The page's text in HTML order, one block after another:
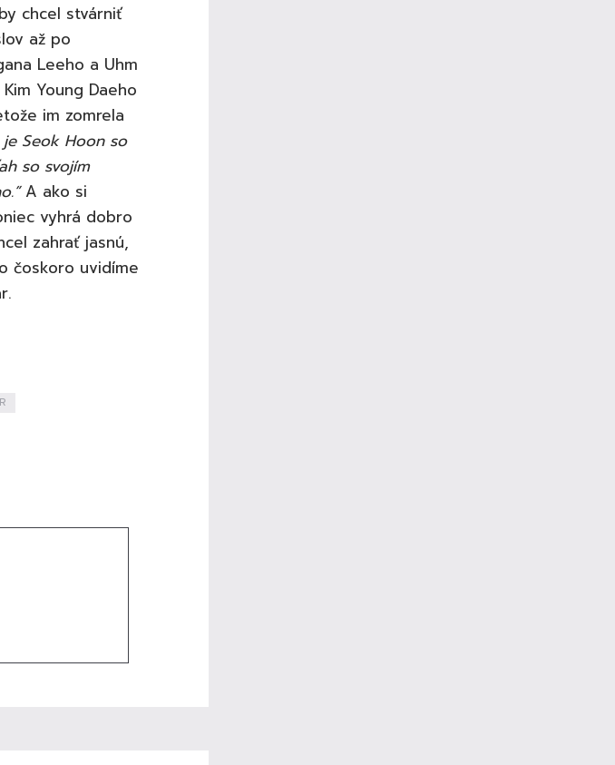
chcel stvárniť
až po
Leeho a Uhm
Young Daeho
im zomrela
Seok Hoon so
so svojím
A ako si
vyhrá dobro
zahrať jasnú,
čoskoro uvidíme